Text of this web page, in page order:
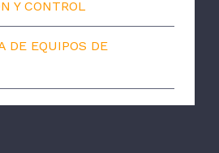
Y CONTROL
DE EQUIPOS DE